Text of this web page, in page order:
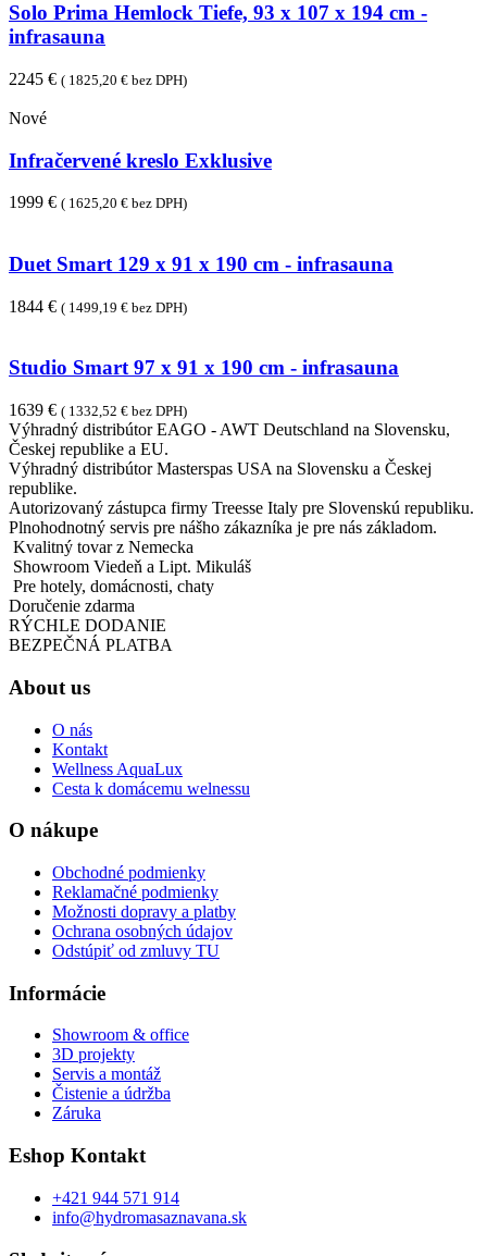
Solo Prima Hemlock Tiefe, 93 x 107 x 194 cm -
infrasauna
2245 € ( 1825,20 € bez DPH)
Nové
Infračervené kreslo Exklusive
1999 € ( 1625,20 € bez DPH)
Duet Smart 129 x 91 x 190 cm - infrasauna
1844 € ( 1499,19 € bez DPH)
Studio Smart 97 x 91 x 190 cm - infrasauna
1639 € ( 1332,52 € bez DPH)
Výhradný distribútor EAGO - AWT Deutschland na Slovensku,
Českej republike a EU.
Výhradný distribútor Masterspas USA na Slovensku a Českej
republike.
Autorizovaný zástupca firmy Treesse Italy pre Slovenskú republiku.
Plnohodnotný servis pre nášho zákazníka je pre nás základom.
Kvalitný tovar z Nemecka
Showroom Viedeň a Lipt. Mikuláš
Pre hotely, domácnosti, chaty
Doručenie zdarma
RÝCHLE DODANIE
BEZPEČNÁ PLATBA
About us
O nás
Kontakt
Wellness AquaLux
Cesta k domácemu welnessu
O nákupe
Obchodné podmienky
Reklamačné podmienky
Možnosti dopravy a platby
Ochrana osobných údajov
Odstúpiť od zmluvy TU
Informácie
Showroom & office
3D projekty
Servis a montáž
Čistenie a údržba
Záruka
Eshop Kontakt
+421 944 571 914
info@hydromasaznavana.sk